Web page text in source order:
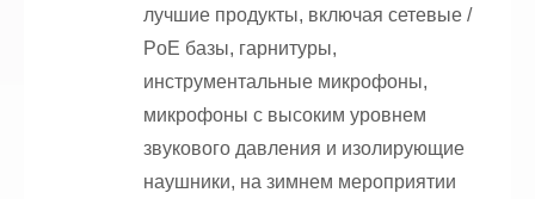
лучшие продукты, включая сетевые /
PoE базы, гарнитуры,
инструментальные микрофоны,
микрофоны с высоким уровнем
звукового давления и изолирующие
наушники, на зимнем мероприятии